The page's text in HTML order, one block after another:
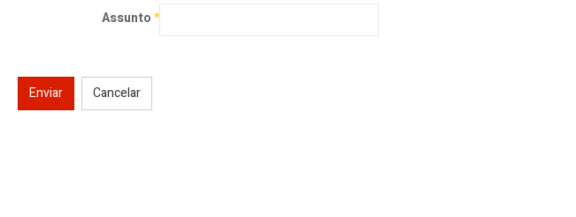
Assunto*
Enviar Cancelar